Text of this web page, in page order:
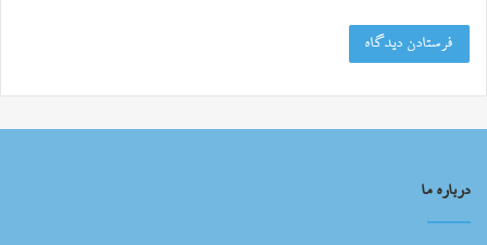
درباره ما